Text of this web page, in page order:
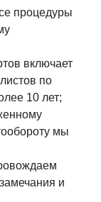
процедуры
включает
по
10 лет;
мы
и